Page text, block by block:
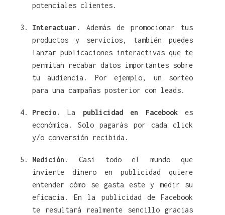
potenciales clientes.
Interactuar. Además de promocionar tus
productos y servicios, también puedes
lanzar publicaciones interactivas que te
permitan recabar datos importantes sobre
tu audiencia. Por ejemplo, un sorteo
para una campañas posterior con leads.
Precio.La publicidad en Facebookes
económica. Solo pagarás por cada click
y/o conversión recibida.
Medición . Casi todo el mundo que
invierte dinero en publicidad quiere
entender cómo se gasta este y medir su
eficacia. En la publicidad de Facebook
te resultará realmente sencillo gracias